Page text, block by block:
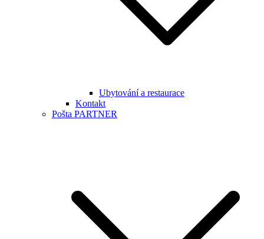
Ubytování a restaurace
Kontakt
Pošta PARTNER